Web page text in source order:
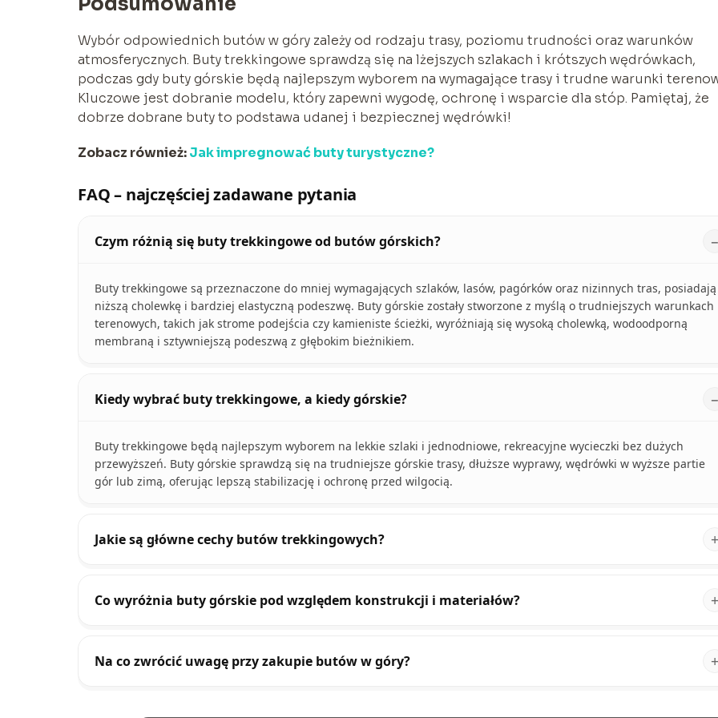
Wybór odpowiednich butów w góry zależy od rodzaju trasy, poziomu trudności oraz warunków
atmosferycznych. Buty trekkingowe sprawdzą się na lżejszych szlakach i krótszych wędrówkach,
podczas gdy buty górskie będą najlepszym wyborem na wymagające trasy i trudne warunki
Kluczowe jest dobranie modelu, który zapewni wygodę, ochronę i wsparcie dla stóp. Pamiętaj, że
dobrze dobrane buty to podstawa udanej i bezpiecznej wędrówki!
Zobacz również:Jak impregnować buty turystyczne?
FAQ – najczęściej zadawane pytania
Czym różnią się buty trekkingowe od butów górskich?
Buty trekkingowe są przeznaczone do mniej wymagających szlaków, lasów, pagórków oraz nizinnych tras, posiadają
niższą cholewkę i bardziej elastyczną podeszwę. Buty górskie zostały stworzone z myślą o trudniejszych warunkach
terenowych, takich jak strome podejścia czy kamieniste ścieżki, wyróżniają się wysoką cholewką, wodoodporną
membraną i sztywniejszą podeszwą z głębokim bieżnikiem.
Kiedy wybrać buty trekkingowe, a kiedy górskie?
Buty trekkingowe będą najlepszym wyborem na lekkie szlaki i jednodniowe, rekreacyjne wycieczki bez dużych
przewyższeń. Buty górskie sprawdzą się na trudniejsze górskie trasy, dłuższe wyprawy, wędrówki w wyższe partie
gór lub zimą, oferując lepszą stabilizację i ochronę przed wilgocią.
Jakie są główne cechy butów trekkingowych?
Co wyróżnia buty górskie pod względem konstrukcji i materiałów?
Na co zwrócić uwagę przy zakupie butów w góry?